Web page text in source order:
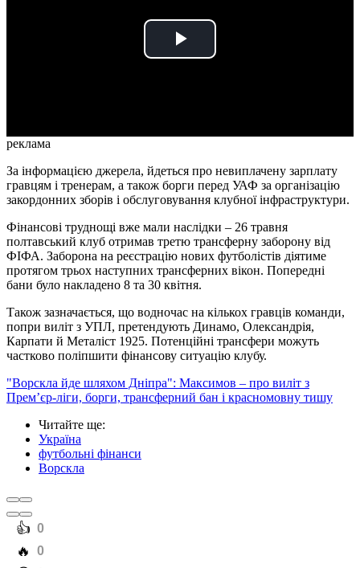
Play
реклама
За інформацією джерела, йдеться про невиплачену зарплату
гравцям і тренерам, а також борги перед УАФ за організацію
закордонних зборів і обслуговування клубної інфраструктури.
Фінансові труднощі вже мали наслідки – 26 травня
полтавський клуб отримав третю трансферну заборону від
ФІФА. Заборона на реєстрацію нових футболістів діятиме
протягом трьох наступних трансферних вікон. Попередні
бани було накладено 8 та 30 квітня.
Також зазначається, що водночас на кількох гравців команди,
попри виліт з УПЛ, претендують Динамо, Олександрія,
Карпати й Металіст 1925. Потенційні трансфери можуть
частково поліпшити фінансову ситуацію клубу.
"Ворскла йде шляхом Дніпра": Максимов – про виліт з
Прем’єр-ліги, борги, трансферний бан і красномовну тишу
Читайте ще:
Україна
футбольні фінанси
Ворскла
️👍 0
️🔥 0